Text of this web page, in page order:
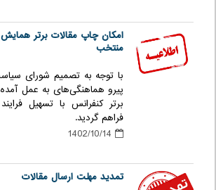
امکان چاپ مقالات برتر
منتخب
با توجه به تصمیم شورای
پیرو هماهنگی‌های به عمل
برتر کنفرانس با تسهیل
فراهم گردید.
تمدید مهلت ارسال مقالات